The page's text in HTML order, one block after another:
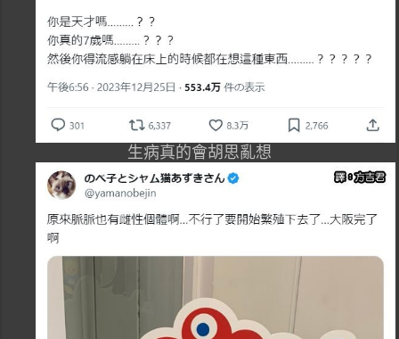
生病真的會胡思亂想